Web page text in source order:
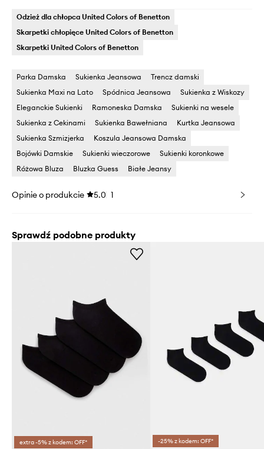
Odzież dla chłopca United Colors of Benetton
Skarpetki chłopięce United Colors of Benetton
Skarpetki United Colors of Benetton
Parka Damska Sukienka Jeansowa
Trencz damski
Sukienka Maxi na Lato
Spódnica Jeansowa
Sukienka z Wiskozy
Eleganckie Sukienki
Ramoneska Damska
Sukienki na wesele
Sukienka z Cekinami
Sukienka Bawełniana
Kurtka Jeansowa
Sukienka Szmizjerka
Koszula Jeansowa Damska
Bojówki Damskie
Sukienki wieczorowe
Sukienki koronkowe
Różowa Bluza
Bluzka Guess Białe Jeansy
Opinie o produkcie 5.0 1
Sprawdź podobne produkty
extra -5% z kodem: OFF* -25% z kodem: OFF*